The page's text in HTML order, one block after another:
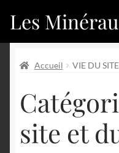
Aller
à
navigation
Aller
au
Les
Nouveautés
Achat
Nouveautés
Blog
Accueil VIE DU
site et